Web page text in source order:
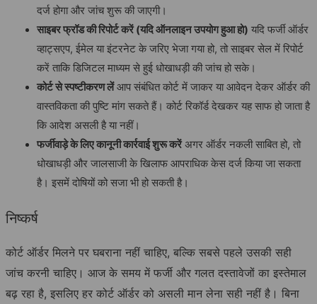
दर्ज होगा और जांच शुरू की जाएगी।
साइबर फ्रॉड की रिपोर्ट करें (यदि ऑनलाइन उपयोग हुआ हो) यदि फर्जी ऑर्डर
व्हाट्सएप, ईमेल या इंटरनेट के जरिए भेजा गया हो, तो साइबर सेल में रिपोर्ट
करें ताकि डिजिटल माध्यम से हुई धोखाधड़ी की जांच हो सके।
कोर्ट से स्पष्टीकरण लेंआप संबंधित कोर्ट में जाकर या आवेदन देकर ऑर्डर की
वास्तविकता की पुष्टि मांग सकते हैं। कोर्ट रिकॉर्ड देखकर यह साफ हो जाता है
कि आदेश असली है या नहीं।
फर्जीवाड़े के लिए कानूनी कार्रवाई शुरू करेंअगर ऑर्डर नकली साबित हो, तो
धोखाधड़ी और जालसाजी के खिलाफ आपराधिक केस दर्ज किया जा सकता
है। इसमें दोषियों को सजा भी हो सकती है।
निष्कर्ष
कोर्ट ऑर्डर मिलने पर घबराना नहीं चाहिए, बल्कि सबसे पहले उसकी सही
जांच करनी चाहिए। आज के समय में फर्जी और गलत दस्तावेजों का इस्तेमाल
बढ़ रहा है, इसलिए हर कोर्ट ऑर्डर को असली मान लेना सही नहीं है। बिना